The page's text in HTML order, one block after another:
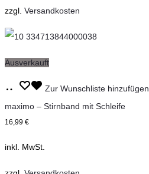
auf.
Optionen
können
Produktseite
werden
zzgl. Versandkosten
Ausverkauft
Ausführung
wählen
Dieses
Varianten
auf.
Zur Wunschliste hinzufügen
maximo – Stirnband mit Schleife
16,99 €
inkl. MwSt.